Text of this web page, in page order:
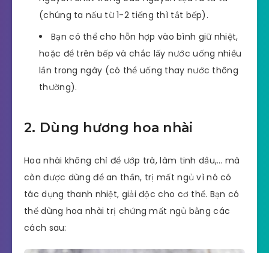
(chúng ta nấu từ 1-2 tiếng thì tắt bếp).
Bạn có thể cho hỗn hợp vào bình giữ nhiệt,
hoặc để trên bếp và chắc lấy nước uống nhiều
lần trong ngày (có thể uống thay nước thông
thường).
2. Dùng hương hoa nhài
Hoa nhài không chỉ để ướp trà, làm tinh dầu,… mà
còn được dùng để an thần, trị mất ngủ vì nó có
tác dụng thanh nhiệt, giải độc cho cơ thể. Bạn có
thể dùng hoa nhài trị chứng mất ngủ bằng các
cách sau: